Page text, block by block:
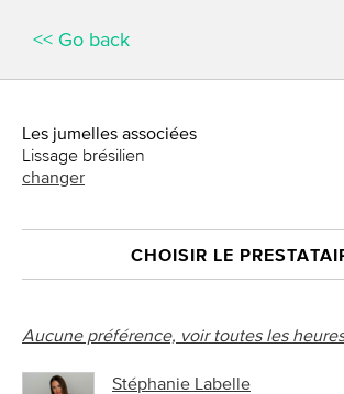
<< Go back
Les jumelles associées
Lissage brésilien
changer
CHOISIR LE
Aucune préférence, voir toutes les
Stéphanie Labelle